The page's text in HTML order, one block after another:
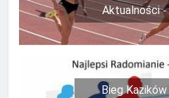
Aktualności
Bieg Kazików